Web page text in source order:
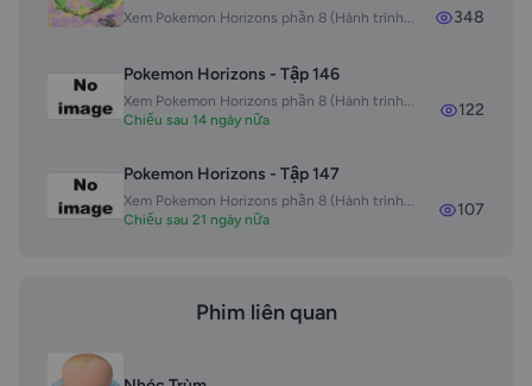
Xem Pokemon Horizons phần 8 (Hành trình... 348
Pokemon Horizons - Tập 146
Xem Pokemon Horizons phần 8 (Hành trình...
Chiếu sau 14 ngày nữa
122
Pokemon Horizons - Tập 147
Xem Pokemon Horizons phần 8 (Hành trình...
Chiếu sau 21 ngày nữa
107
Phim liên quan